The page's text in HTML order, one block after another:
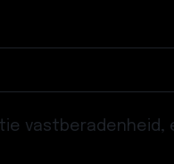
vastberadenheid,